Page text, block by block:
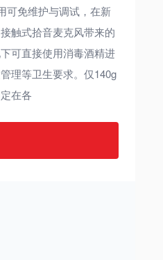
可免维护与调试，在新
触式拾音麦克风带来的
可直接使用消毒酒精进
理等卫生要求。仅140g
在各